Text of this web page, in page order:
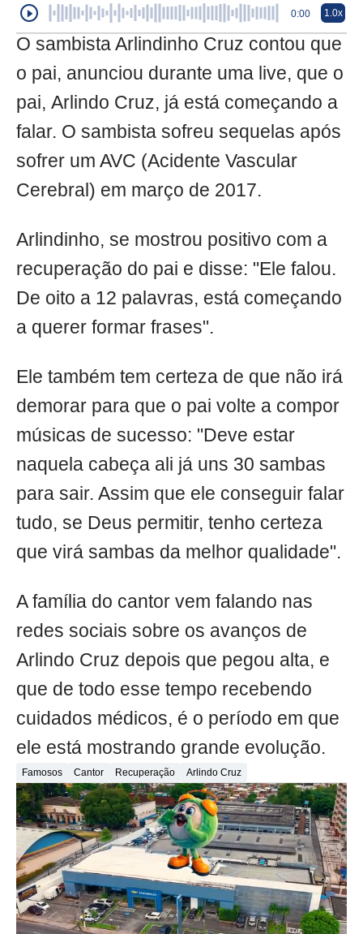
0:00 1.0x
O sambista Arlindinho Cruz contou que
o pai, anunciou durante uma live, que o
pai, Arlindo Cruz, já está começando a
falar. O sambista sofreu sequelas após
sofrer um AVC (Acidente Vascular
Cerebral) em março de 2017.
Arlindinho, se mostrou positivo com a
recuperação do pai e disse: "Ele falou.
De oito a 12 palavras, está começando
a querer formar frases".
Ele também tem certeza de que não irá
demorar para que o pai volte a compor
músicas de sucesso: "Deve estar
naquela cabeça ali já uns 30 sambas
para sair. Assim que ele conseguir falar
tudo, se Deus permitir, tenho certeza
que virá sambas da melhor qualidade".
A família do cantor vem falando nas
redes sociais sobre os avanços de
Arlindo Cruz depois que pegou alta, e
que de todo esse tempo recebendo
cuidados médicos, é o período em que
ele está mostrando grande evolução.
Famosos Cantor Recuperação Arlindo Cruz